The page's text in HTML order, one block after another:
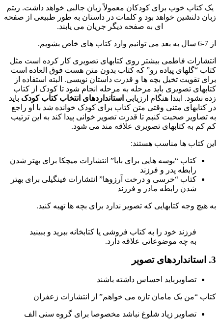
یک کتاب خوب برای کودکان معمولاً زبان جالبی خواهد داشت. ریتم
دلنشین خواهد بود و کلمات در داستان به طور طبیعی از صفحه
ای به صفحه دیگر جریان می یابند.
فاطمی بیشتر روی کتابهای تصویری کار کرده است مثل
“گلهای پیاده رو” که کتاب بدون متن هست فوق العاده است
تقویت تخیل بچه ها و قدرت داستان نویسی. البته استفاده از
تصویری باید مرحله به مرحله انجام شود تا کودک از کتاب
نشود. ابتدا هنگام ارزیابیاستانداردهای انتخاب کتاب کودکباید
کتابهای متنی وقتی متن کتاب برای کودک خوانده شد با او راجع
تصاویر صحبت کنبم تا قدرت تصویر خوانی پیدا کند به این ترتیب
کم به کتابهای تصویری علاقه مند می شود.
کتاب ها مناسب هستند:
کتاب “بوسه هایی برای بابا” انتشارات میچکا برای بهتر شدن
رابطه پدر و فرزند
کتاب “خرسی و درخت آرزوها” انتشارات فینگیلی برای بهتر
شدن رابطه مادر و فرزند
هیچ وجه کتابهایی که تصویر ندارد برای بچه ها تهیه کنید.
فرزند خود را به کتاب فروشی یا کتابخانه ببرید و ببینید
به چه موضوعاتی علاقه دارد.
تصاویرباید احساس داشته باشند
“من یک مامان تازه می خواهم” از انتشارات زعفران
تصاویر زیاد شلوغ نباشد مخصوصا برای گروه سنی الف